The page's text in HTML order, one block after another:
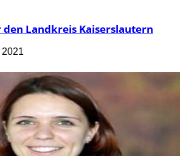
Landkreis Kaiserslautern